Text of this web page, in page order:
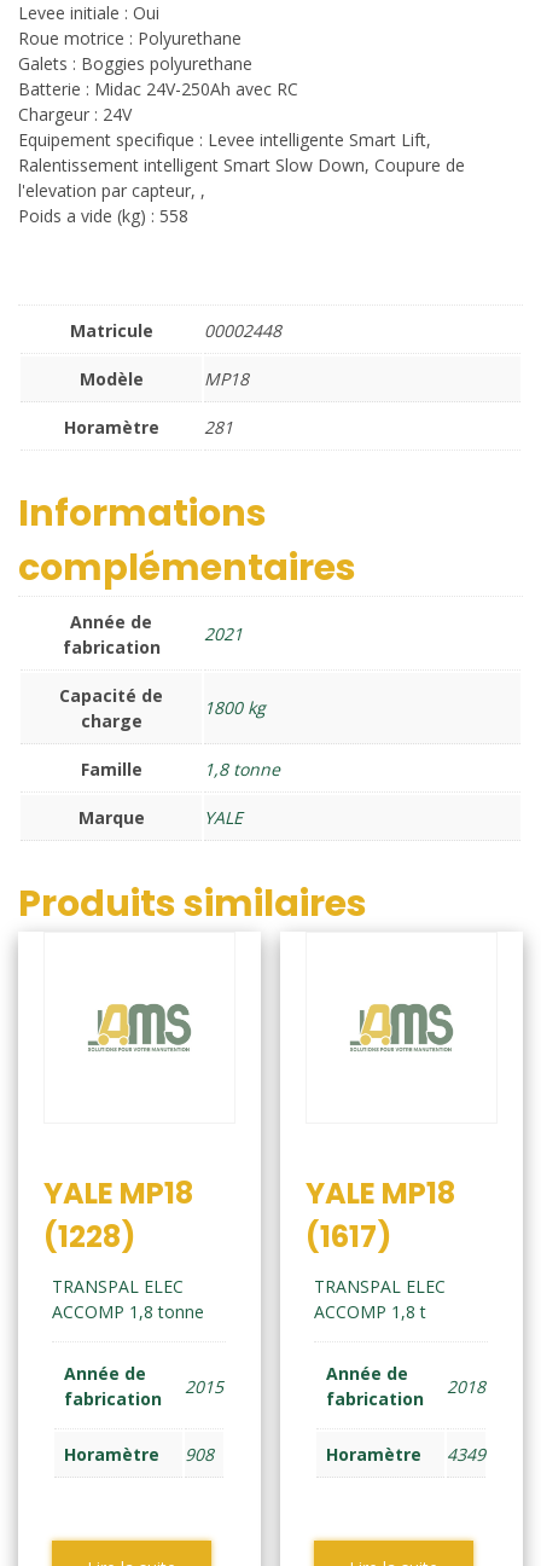
Levee initiale : Oui
Roue motrice : Polyurethane
Galets : Boggies polyurethane
Batterie : Midac 24V-250Ah avec RC
Chargeur : 24V
Equipement specifique : Levee intelligente Smart Lift,
Ralentissement intelligent Smart Slow Down, Coupure de
l'elevation par capteur, ,
Poids a vide (kg) : 558
Matricule 00002448
Modèle MP18
Horamètre 281
Informations
complémentaires
Année de
fabrication
2021
Capacité de
charge
1800 kg
Famille 1,8 tonne
Marque YALE
Produits similaires
YALE MP18
(1228)
TRANSPAL ELEC
ACCOMP 1,8 tonne
Année de
fabrication
2015
Horamètre 908
YALE MP18
(1617)
TRANSPAL ELEC
ACCOMP 1,8 t
Année de
fabrication
2018
Horamètre 4349